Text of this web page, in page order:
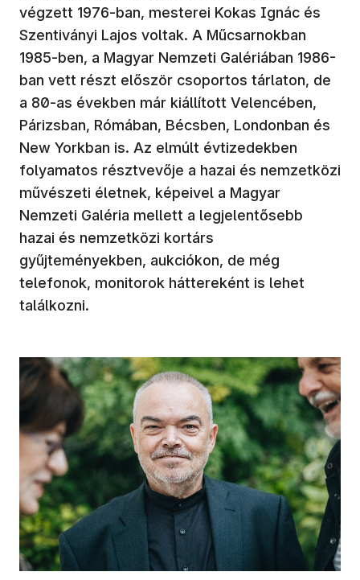
végzett 1976-ban, mesterei Kokas Ignác és
Szentiványi Lajos voltak. A Műcsarnokban
1985-ben, a Magyar Nemzeti Galériában 1986-
ban vett részt először csoportos tárlaton, de
a 80-as években már kiállított Velencében,
Párizsban, Rómában, Bécsben, Londonban és
New Yorkban is. Az elmúlt évtizedekben
folyamatos résztvevője a hazai és nemzetközi
művészeti életnek, képeivel a Magyar
Nemzeti Galéria mellett a legjelentősebb
hazai és nemzetközi kortárs
gyűjteményekben, aukciókon, de még
telefonok, monitorok háttereként is lehet
találkozni.